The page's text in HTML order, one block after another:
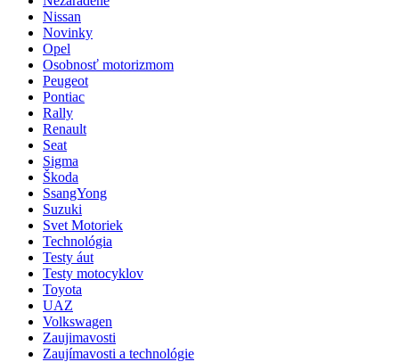
Nissan
Novinky
Opel
Osobnosť motorizmom
Peugeot
Pontiac
Rally
Renault
Seat
Sigma
Škoda
SsangYong
Suzuki
Svet Motoriek
Technológia
Testy áut
Testy motocyklov
Toyota
UAZ
Volkswagen
Zaujimavosti
Zaujímavosti a technológie